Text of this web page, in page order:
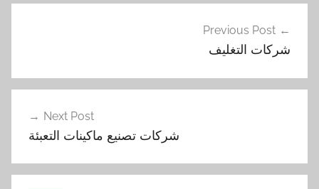
المقالات
Previous Post
شركات التغليف
Next Post
شركات تصنيع ماكينات التعبئة